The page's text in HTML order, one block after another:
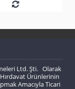
Ltd. Şti. Olarak
Ürünlerinin
Amacıyla Ticari